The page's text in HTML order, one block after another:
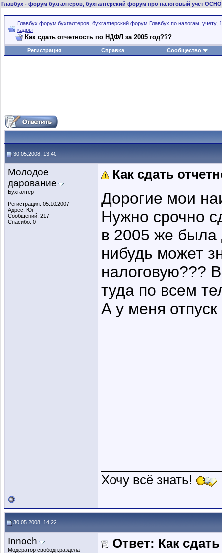
Главбух - форум бухгалтеров, бухгалтерский форум про налоговый учет
Главбух форум бухгалтеров, бухгалтерский форум Главбух по налогам, учету,
кадры
Как сдать отчетность по НДФЛ за 2005 год???
Регистрация Справка Сообщество
30.05.2008, 13:40
Молодое
дарование
Бухгалтер
Регистрация: 05.10.2007
Адрес: Юг
Сообщений: 217
Спасибо: 0
Как сдать
Дорогие мои
Нужно срочно
в 2005 же была
нибудь может
налоговую???
туда по всем
А у меня
Хочу всё знать!
30.05.2008, 14:22
Innoch
Модератор свободн.раздела
Ответ: Как